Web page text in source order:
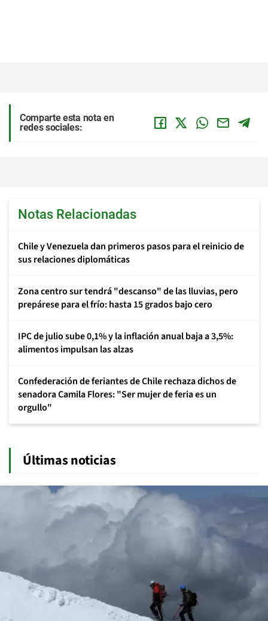
Comparte esta nota en
redes sociales:
Notas Relacionadas
Chile y Venezuela dan primeros pasos para el reinicio de
sus relaciones diplomáticas
Zona centro sur tendrá "descanso" de las lluvias, pero
prepárese para el frío: hasta 15 grados bajo cero
IPC de julio sube 0,1% y la inflación anual baja a 3,5%:
alimentos impulsan las alzas
Confederación de feriantes de Chile rechaza dichos de
senadora Camila Flores: "Ser mujer de feria es un
orgullo"
Últimas noticias